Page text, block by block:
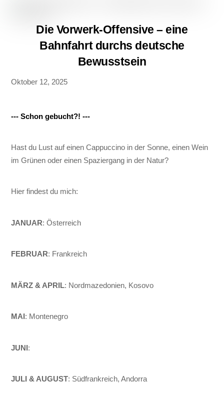
Die Vorwerk-Offensive – eine
Bahnfahrt durchs deutsche
Bewusstsein
Oktober 12, 2025
--- Schon gebucht?! ---
Hast du Lust auf einen Cappuccino in der Sonne, einen Wein
im Grünen oder einen Spaziergang in der Natur?
Hier findest du mich:
JANUAR: Österreich
FEBRUAR: Frankreich
MÄRZ & APRIL: Nordmazedonien, Kosovo
MAI: Montenegro
JUNI:
JULI & AUGUST: Südfrankreich, Andorra